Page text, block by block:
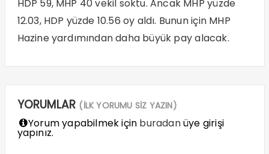
HDP 59, MHP 40 vekil soktu. Ancak MHP yüzde
12.03, HDP yüzde 10.56 oy aldı. Bunun için MHP
Hazine yardımından daha büyük pay alacak.
YORUMLAR (İLK YORUMU SİZ YAZIN)
Yorum yapabilmek için buradanüye girişi
yapınız.